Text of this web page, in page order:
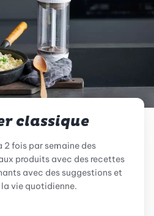
classique
2 fois par semaine des
produits avec des recettes
avec des suggestions et
vie quotidienne.